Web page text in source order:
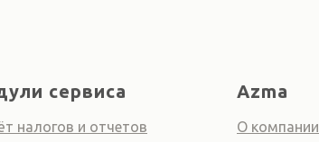
сервиса
налогов и отчетов
Azma
О компании